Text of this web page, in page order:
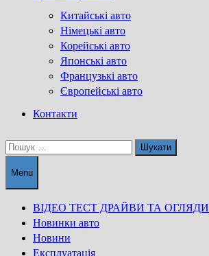
Китайські авто
Німецькі авто
Корейські авто
Японські авто
Французькі авто
Європейські авто
Контакти
Пошук:
Menu
ВІДЕО ТЕСТ ДРАЙВИ ТА ОГЛЯДИ
Новинки авто
Новини
Експлуатація